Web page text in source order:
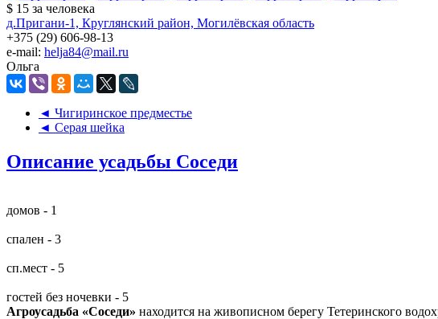
$ 15 за человека
д.Пригани-1, Круглянский район, Могилёвская область
+375 (29) 606-98-13
e-mail: helja84@mail.ru
Ольга
◄ Чигиринское предместье
◄ Серая шейка
Описание усадьбы Соседи
домов - 1
спален - 3
сп.мест - 5
гостей без ночевки - 5
Агроусадьба «Соседи» находится на живописном берегу Тетеринского